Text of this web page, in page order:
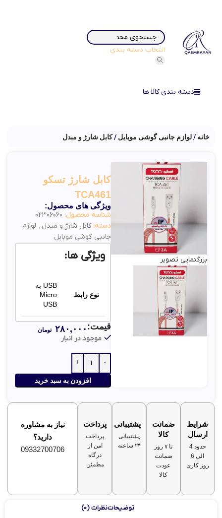
انتخاب دسته بندی
دسته بندی کالا ها
خانه لوازم جانبی گوشی موبایل کابل شارژ و مبدل
بزرگنمایی تصویر
کابل شارژ تسکو
TCA461
ویژگی های محصول:
شناسه محصول: 02306060
دسته: کابل شارژ و مبدل , لوازم
جانبی گوشی موبایل
ویژگی ها:
نوع رابط
USB به
Micro
USB
قابلیت
شارژ
پشتیبانی
شدت
جریان
3 آمپر
موجود در انبار
افزودن به سبد خرید
قیمت: ۲۸۰,۰۰۰ تومان
شرایط
ارسال
حدود 4
الی 6
روز کاری
ضمانت
کالا
تا ۷ روز
ضمانت
عودت
کالا
پشتیبانی
پشتیبانی
۲۴ ساعته
پرداخت
پرداخت
امن از
درگاه
مطمئن
نیاز به مشاوره
دارید؟
09332700706
توضیحاتنظرات (0)